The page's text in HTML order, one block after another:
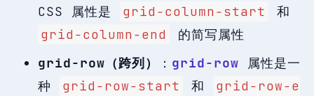
CSS 属性是 grid-column-start
和
grid-column-end
的简写属性
grid-row（跨列）
： grid-row 属性是一
种
grid-row-start 和
grid-row-e